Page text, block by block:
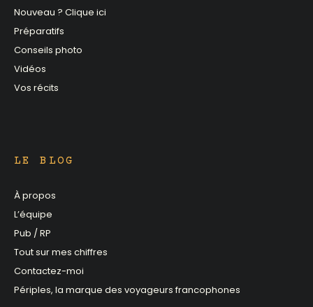
Nouveau ? Clique ici
Préparatifs
Conseils photo
Vidéos
Vos récits
LE BLOG
À propos
L’équipe
Pub / RP
Tout sur mes chiffres
Contactez-moi
Périples, la marque des voyageurs francophones